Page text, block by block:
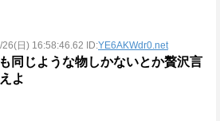
日) 16:58:46.62 ID:YE6AKWdr0.net
同じような物しかないとか贅沢言
よ